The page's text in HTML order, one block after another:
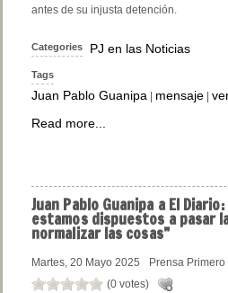
antes de su injusta detención.
Categories PJ en las Noticias
Tags
Juan Pablo Guanipa | mensaje |
Read more...
Juan Pablo Guanipa a El
estamos dispuestos a pasar
normalizar las cosas”
Martes, 20 Mayo 2025
Prensa
(0 votes)